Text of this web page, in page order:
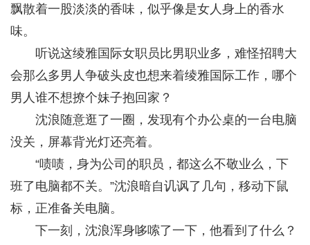
飘散着一股淡淡的香味，似乎像是女人身上的香水
味。
听说这绫雅国际女职员比男职业多，难怪招聘大
会那么多男人争破头皮也想来着绫雅国际工作，哪个
男人谁不想撩个妹子抱回家？
沈浪随意逛了一圈，发现有个办公桌的一台电脑
没关，屏幕背光灯还亮着。
“啧啧，身为公司的职员，都这么不敬业么，下
班了电脑都不关。”沈浪暗自讥讽了几句，移动下鼠
标，正准备关电脑。
下一刻，沈浪浑身哆嗦了一下，他看到了什么？